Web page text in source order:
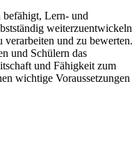
Lern- und
weiterzuentwickeln
und zu bewerten.
und Schülern das
und Fähigkeit zum
wichtige Voraussetzungen